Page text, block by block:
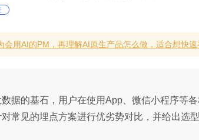
用AI的PM，再理解AI原生产品怎么做，适合想快
据的基石，用户在使用App、微信小程序等
常见的埋点方案进行优劣势对比，并给出选